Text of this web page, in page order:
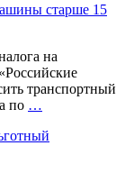
старше 15
на
транспортный
по …